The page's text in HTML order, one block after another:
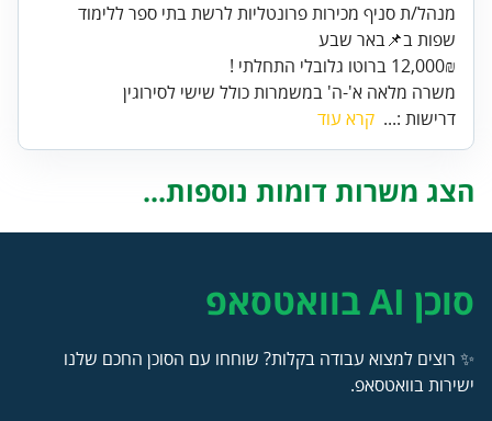
מנהל/ת סניף מכירות פרונטליות לרשת בתי ספר ללימוד
שפות ב📌באר שבע
12,000₪ ברוטו גלובלי התחלתי !
משרה מלאה א'-ה' במשמרות כולל שישי לסירוגין
דרישות :... קרא עוד
הצג משרות דומות נוספות...
סוכן AI בוואטסאפ
✨ רוצים למצוא עבודה בקלות? שוחחו עם הסוכן החכם שלנו
ישירות בוואטסאפ.